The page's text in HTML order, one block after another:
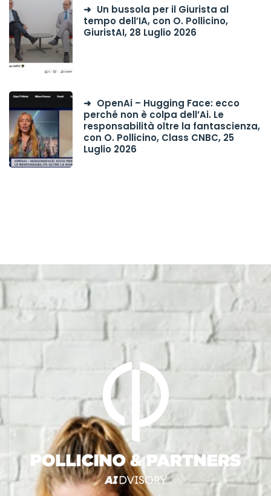
Un bussola per il Giurista al
tempo dell’IA, con O. Pollicino,
GiuristAI, 28 Luglio 2026
OpenAi – Hugging Face: ecco
perché non è colpa dell’Ai. Le
responsabilità oltre la fantascienza,
con O. Pollicino, Class CNBC, 25
Luglio 2026